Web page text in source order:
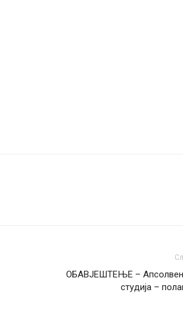
ОБАВЈЕШТЕЊЕ –
студија –